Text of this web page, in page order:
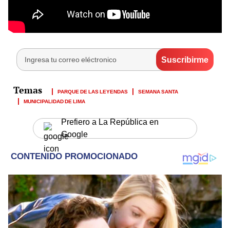
PARQUE DE LAS LEYENDAS
SEMANA SANTA
MUNICIPALIDAD DE LIMA
Prefiero a La República en
Google